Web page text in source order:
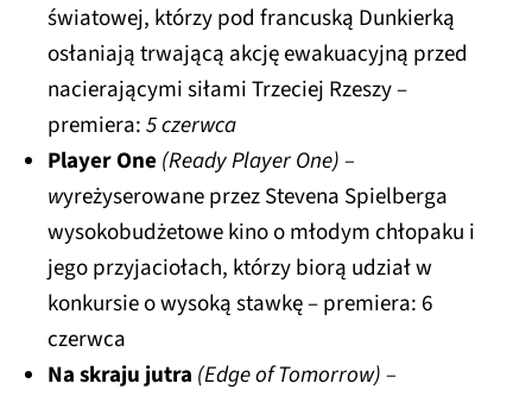
światowej, którzy pod francuską Dunkierką
osłaniają trwającą akcję ewakuacyjną przed
nacierającymi siłami Trzeciej Rzeszy –
premiera:5 czerwca
Player One(Ready Player One) –
wyreżyserowane przez Stevena Spielberga
wysokobudżetowe kino o młodym chłopaku i
jego przyjaciołach, którzy biorą udział w
konkursie o wysoką stawkę – premiera: 6
czerwca
Na skraju jutra (Edge of Tomorrow) –